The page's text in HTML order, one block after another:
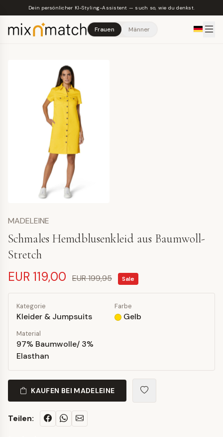
Skip to main content
Dein persönlicher KI-Styling-Assistent — such so, wie du denkst.
Frauen Männer
MADELEINE
Schmales Hemdblusenkleid aus Baumwoll-
Stretch
EUR 119,00 EUR 199,95 Sale
Kategorie
Kleider & Jumpsuits
Farbe
Gelb
Material
97% Baumwolle/ 3%
Elasthan
KAUFEN BEI MADELEINE
Teilen: